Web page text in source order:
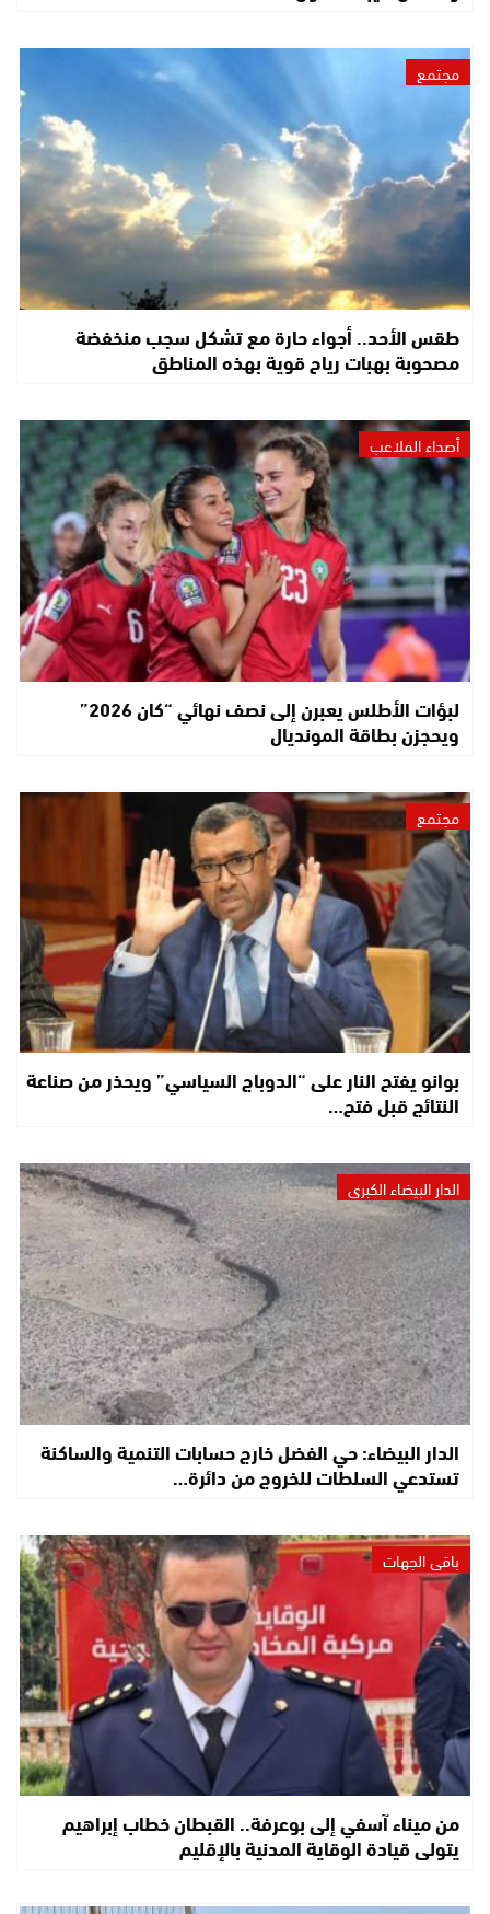
مجتمع
طقس الأحد.. أجواء حارة مع تشكل سجب منخفضة
مصحوبة بهبات رياح قوية بهذه المناطق
أصداء الملاعب
لبؤات الأطلس يعبرن إلى نصف نهائي “كان 2026”
ويحجزن بطاقة المونديال
مجتمع
بوانو يفتح النار على “الدوباج السياسي” ويحذر من صناعة
النتائج قبل فتح…
الدار البيضاء الكبرى
الدار البيضاء: حي الفضل خارج حسابات التنمية والساكنة
تستدعي السلطات للخروج من دائرة…
باقي الجهات
من ميناء آسفي إلى بوعرفة.. القبطان خطاب إبراهيم
يتولى قيادة الوقاية المدنية بالإقليم